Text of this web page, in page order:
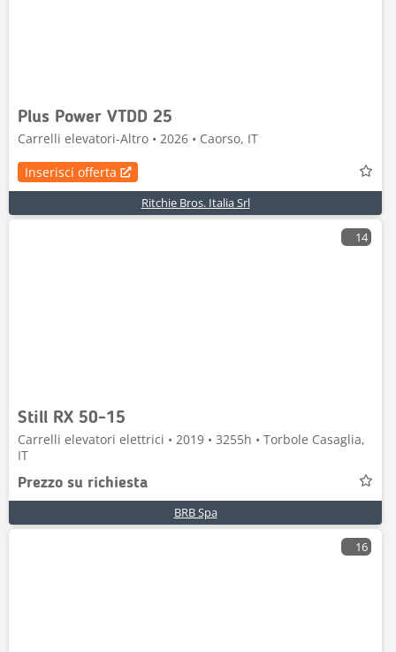
Plus Power VTDD 25
Carrelli elevatori-Altro • 2026 • Caorso, IT
Inserisci offerta
Ritchie Bros. Italia Srl
14
Still RX 50-15
Carrelli elevatori elettrici • 2019 • 3255h • Torbole Casaglia,
IT
Prezzo su richiesta
BRB Spa
16